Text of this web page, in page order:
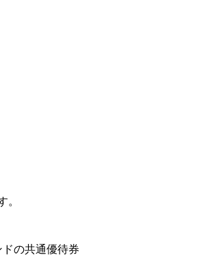
。
の共通優待券